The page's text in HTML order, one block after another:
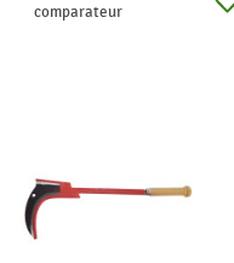
comparateur